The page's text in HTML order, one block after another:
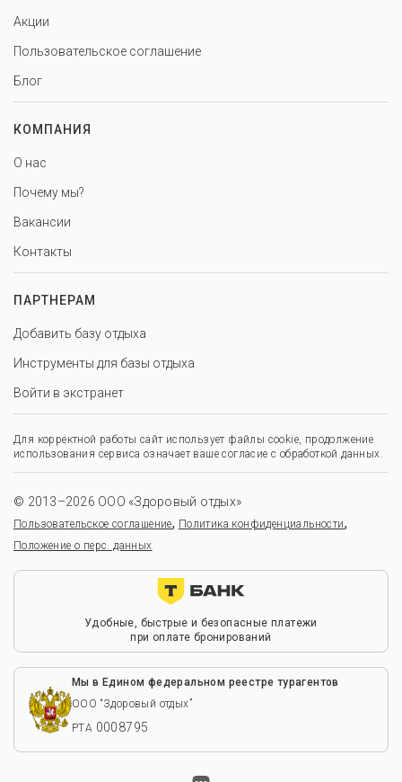
Акции
Пользовательское соглашение
Блог
КОМПАНИЯ
О нас
Почему мы?
Вакансии
Контакты
ПАРТНЕРАМ
Добавить базу отдыха
Инструменты для базы отдыха
Войти в экстранет
Для корректной работы сайт использует файлы cookie, продолжение
использования сервиса означает ваше согласие с обработкой данных.
© 2013–2026 ООО «Здоровый отдых»
Пользовательское соглашение, Политика конфиденциальности,
Положение о перс. данных
Удобные, быстрые и безопасные платежи
при оплате бронирований
Мы в Едином федеральном реестре турагентов
ООО “Здоровый отдых”
РТА 0008795